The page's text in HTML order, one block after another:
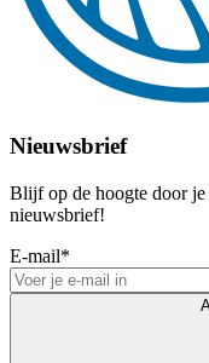
Nieuwsbrief
Blijf op de hoogte door
nieuwsbrief!
E-mail*